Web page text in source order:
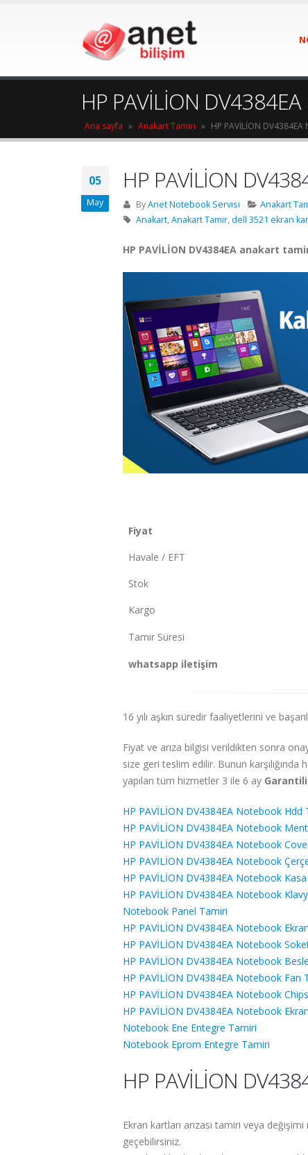
HP PAVİLİON
Ana sayfa » Anakart Tamiri » HP PAVİLİON
05
May
HP PAVİLİON
ByAnet Notebook Servisi Anakart
Anakart,Anakart Tamir,dell 3521 ekran
HP PAVİLİON DV4384EA anakart
Fiyat
Havale / EFT
Stok
Kargo
Tamir Süresi
whatsapp iletişim
16 yılı aşkın süredir faaliyetlerini ve
Fiyat ve arıza bilgisi verildikten sonra
size geri teslim edilir. Bunun karşılığında
yapılan tüm hizmetler 3 ile 6 ay
HP PAVİLİON DV4384EA Notebook Hdd
HP PAVİLİON DV4384EA Notebook
HP PAVİLİON DV4384EA Notebook
HP PAVİLİON DV4384EA Notebook
HP PAVİLİON DV4384EA Notebook
HP PAVİLİON DV4384EA Notebook
Notebook Panel Tamiri
HP PAVİLİON DV4384EA Notebook
HP PAVİLİON DV4384EA Notebook
HP PAVİLİON DV4384EA Notebook
HP PAVİLİON DV4384EA Notebook Fan
HP PAVİLİON DV4384EA Notebook
HP PAVİLİON DV4384EA Notebook
Notebook Ene Entegre Tamiri
Notebook Eprom Entegre Tamiri
HP PAVİLİON
Ekran kartları arızası tamiri veya
geçebilirsiniz.